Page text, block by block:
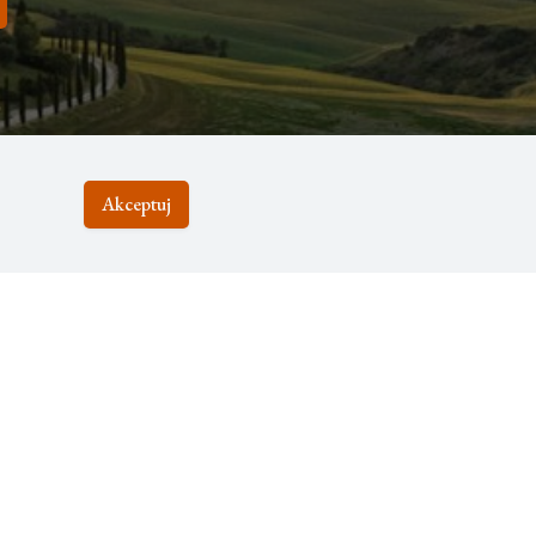
Akceptuj